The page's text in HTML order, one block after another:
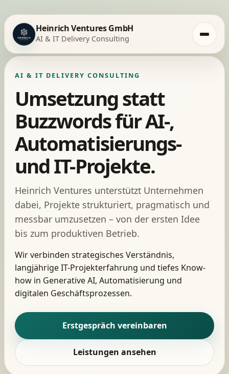
Heinrich Ventures GmbH
AI & IT Delivery Consulting Menü
AI & IT DELIVERY CONSULTING
Umsetzung statt
Buzzwords für AI-,
Automatisierungs-
und IT-Projekte.
Heinrich Ventures unterstützt Unternehmen
dabei, Projekte strukturiert, pragmatisch und
messbar umzusetzen – von der ersten Idee
bis zum produktiven Betrieb.
Wir verbinden strategisches Verständnis,
langjährige IT-Projekterfahrung und tiefes Know-
how in Generative AI, Automatisierung und
digitalen Geschäftsprozessen.
Erstgespräch vereinbaren
Leistungen ansehen